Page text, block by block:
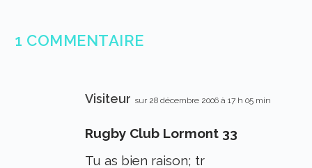
1 COMMENTAIRE
Visiteur sur 28 décembre 2006 à 17 h 05 min
Rugby Club Lormont 33
Tu as bien raison; tr